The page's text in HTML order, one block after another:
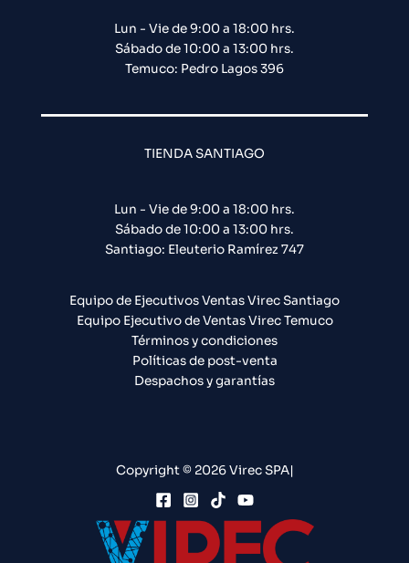
Lun - Vie de 9:00 a 18:00 hrs.
Sábado de 10:00 a 13:00 hrs.
Temuco: Pedro Lagos 396
TIENDA SANTIAGO
Lun - Vie de 9:00 a 18:00 hrs.
Sábado de 10:00 a 13:00 hrs.
Santiago: Eleuterio Ramírez 747​
Equipo de Ejecutivos Ventas Virec Santiago
Equipo Ejecutivo de Ventas Virec Temuco
Términos y condiciones
Políticas de post-venta
Despachos y garantías
Copyright © 2026 Virec SPA|